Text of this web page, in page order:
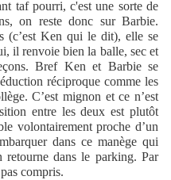
taf pourri, c'est une sorte de
on reste donc sur Barbie.
(c’est Ken qui le dit), elle se
il renvoie bien la balle, sec et
Bref Ken et Barbie se
réciproque comme les
C’est mignon et ce n’est
entre les deux est plutôt
volontairement proche d’un
dans ce manège qui
retourne dans le parking. Par
compris.